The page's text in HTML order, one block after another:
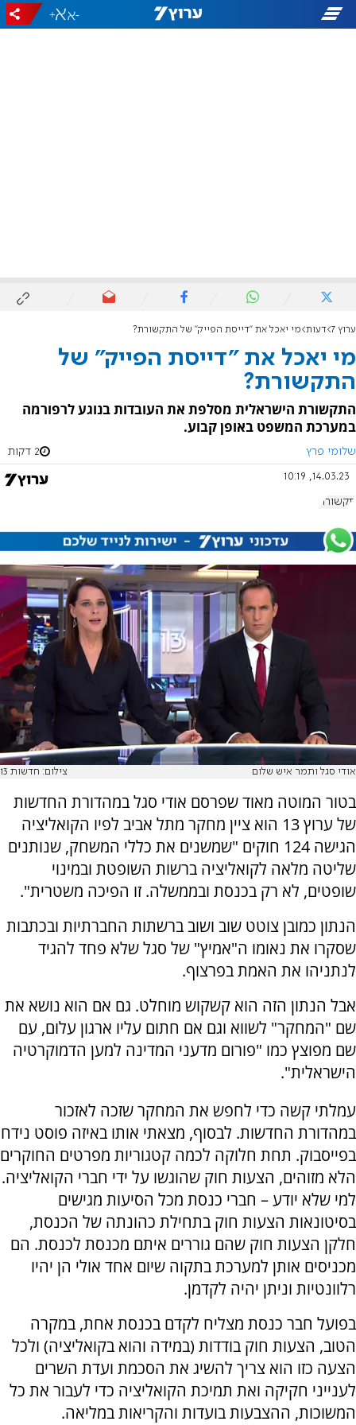
-
+
ערוץ 7 דעות מי יאכל את "דייסת הפייק" של התקשורת?
מי יאכל את "דייסת הפייק" של
התקשורת?
התקשורת הישראלית מסלפת את העובדות בנוגע לרפורמה
במערכת המשפט באופן קבוע.
שלומי פרץ 2 דקות
14.03.23, 10:19
תקשורת
אודי סגל ותמר איש שלום צילום: חדשות 13
בטור המוטה מאוד שפרסם אודי סגל במהדורת החדשות
של ערוץ 13 הוא ציין מחקר מתל אביב לפיו הקואליציה
הגישה 124 חוקים "שמשנים את כללי המשחק, שנותנים
שליטה מלאה לקואליציה ברשות השופטת ובמינוי
שופטים, לא רק בכנסת ובממשלה. זו הפיכה משטרית".
הנתון כמובן צוטט שוב ושוב ברשתות החברתיות ובכתבות
שסקרו את נאומו ה"אמיץ" של סגל שלא פחד להגיד
לנתניהו את האמת בפרצוף.
אבל הנתון הזה הוא קשקוש מוחלט. גם אם הוא נושא את
שם "המחקר" לשווא וגם אם חתום עליו ארגון עלום, עם
שם מפוצץ כמו "פורום מדעני המדינה למען הדמוקרטיה
הישראלית".
עמלתי קשה כדי לחפש את המחקר שזכה לאזכור
במהדורת החדשות. לבסוף, מצאתי אותו באיזה פוסט נידח
בפייסבוק. תחת חלוקה לכמה קטגוריות מפרטים החוקרים
הלא מזוהים, הצעות חוק שהוגשו על ידי חברי הקואליציה.
למי שלא יודע – חברי כנסת מכל הסיעות מגישים
בסיטונאות הצעות חוק בתחילת כהונתה של הכנסת,
חלקן הצעות חוק שהם גוררים איתם מכנסת לכנסת. הם
מכניסים אותן למערכת בתקוה שיום אחד אולי הן יהיו
רלוונטיות וניתן יהיה לקדמן.
בפועל חבר כנסת מצליח לקדם בכנסת אחת, במקרה
הטוב, הצעות חוק בודדות (במידה והוא בקואליציה) ולכל
הצעה כזו הוא צריך להשיג את הסכמת ועדת השרים
לענייני חקיקה ואת תמיכת הקואליציה כדי לעבור את כל
המשוכות, ההצבעות בועדות והקריאות במליאה.